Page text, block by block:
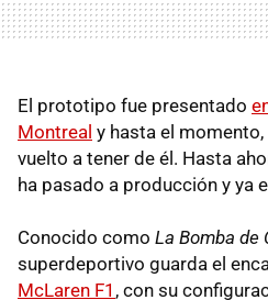
El prototipo fue presentado
Montreal y hasta el
vuelto a tener de él. Hasta
ha pasado a producción y ya
Conocido como La Bomba de
superdeportivo guarda el
McLaren F1 , con su